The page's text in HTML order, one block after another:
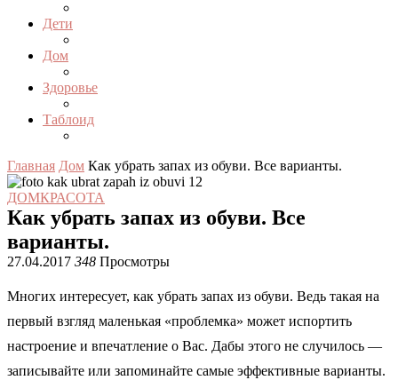
Дети
Дом
Здоровье
Таблоид
Главная Дом Как убрать запах из обуви. Все варианты.
ДОМКРАСОТА
Как убрать запах из обуви. Все
варианты.
27.04.2017 348 Просмотры
Многих интересует, как убрать запах из обуви. Ведь такая на
первый взгляд маленькая «проблемка» может испортить
настроение и впечатление о Вас. Дабы этого не случилось —
записывайте или запоминайте самые эффективные варианты.